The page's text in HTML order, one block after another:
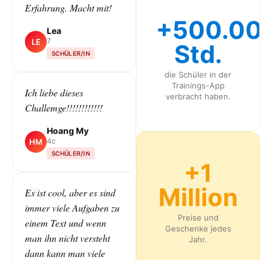
Erfahrung. Macht mit!
LE
Lea
7
SCHÜLER/IN
Ich liebe dieses
Challemge!!!!!!!!!!!!
HM
Hoang My
4c
SCHÜLER/IN
Es ist cool, aber es sind
immer viele Aufgaben zu
einem Text und wenn
man ihn nicht versteht
dann kann man viele
Std.
die Schüler in der
Trainings-App
verbracht haben.
+1
Million
Preise und
Geschenke jedes
Jahr.